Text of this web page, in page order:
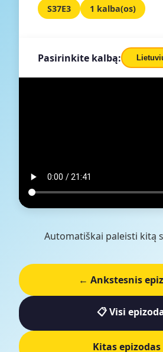
S37E3 1 kalba(os)
Pasirinkite kalbą:
Automatiškai paleisti kitą
← Ankstesnis
📋 Visi
Kitas